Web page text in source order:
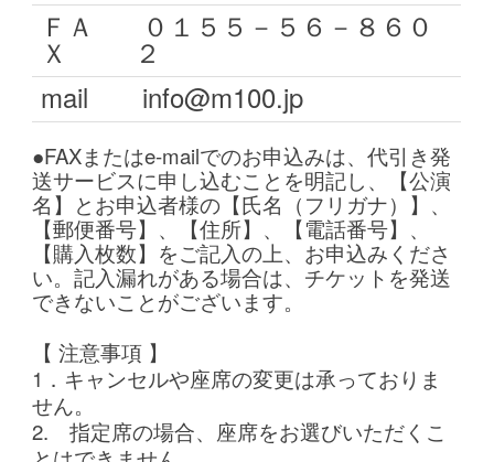
ＦＡ
Ｘ
０１５５－５６－８６０
２
mail
info@m100.jp
●FAXまたはe-mailでのお申込みは、代引き発
送サービスに申し込むことを明記し、【公演
名】とお申込者様の【氏名（フリガナ）】、
【郵便番号】、【住所】、【電話番号】、
【購入枚数】をご記入の上、お申込みくださ
い。記入漏れがある場合は、チケットを発送
できないことがございます。
【 注意事項 】
1．キャンセルや座席の変更は承っておりま
せん。
2. 指定席の場合、座席をお選びいただくこ